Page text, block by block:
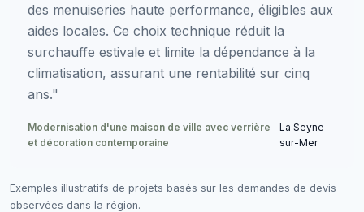
des menuiseries haute performance, éligibles aux
aides locales. Ce choix technique réduit la
surchauffe estivale et limite la dépendance à la
climatisation, assurant une rentabilité sur cinq
ans."
Modernisation d'une maison de ville avec verrière
et décoration contemporaine
La Seyne-
sur-Mer
Exemples illustratifs de projets basés sur les demandes de devis
observées dans la région.